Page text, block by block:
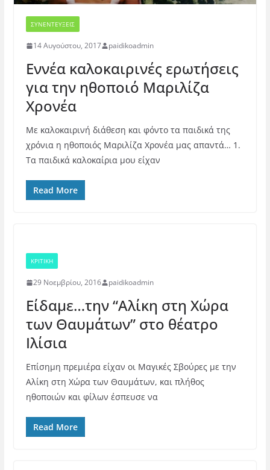
ΣΥΝΕΝΤΕΥΞΕΙΣ
14 Αυγούστου, 2017 paidikoadmin
Εννέα καλοκαιρινές ερωτήσεις
για την ηθοποιό Μαριλίζα
Χρονέα
Με καλοκαιρινή διάθεση και φόντο τα παιδικά της
χρόνια η ηθοποιός Μαριλίζα Χρονέα μας απαντά… 1.
Τα παιδικά καλοκαίρια μου είχαν
Read More
ΚΡΙΤΙΚΗ
29 Νοεμβρίου, 2016 paidikoadmin
Είδαμε…την “Αλίκη στη Χώρα
των Θαυμάτων” στο θέατρο
Ιλίσια
Επίσημη πρεμιέρα είχαν οι Μαγικές Σβούρες με την
Αλίκη στη Χώρα των Θαυμάτων, και πλήθος
ηθοποιών και φίλων έσπευσε να
Read More